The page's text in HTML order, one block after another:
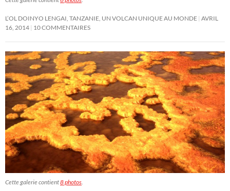
L’OL DOINYO LENGAI, TANZANIE, UN VOLCAN UNIQUE AU MONDE AVRIL
16, 2014 10 COMMENTAIRES
Cette galerie contient8 photos.